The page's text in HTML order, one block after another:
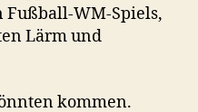
Fußball-WM-Spiels,
Lärm und
kommen.